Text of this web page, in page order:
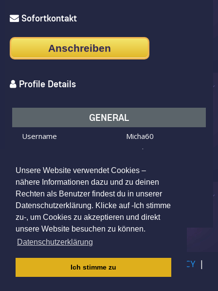
Unsere Website verwendet Cookies –
nähere Informationen dazu und zu deinen
Rechten als Benutzer findest du in unserer
Datenschutzerklärung. Klicke auf -Ich stimme
zu-, um Cookies zu akzeptieren und direkt
unsere Website besuchen zu können.
Datenschutzerklärung
Ich stimme zu
Sofortkontakt
Anschreiben
Profile Details
GENERAL
Username
Micha60
Male
Looking for
Female
Age
66 y.o.
Location
Kruså, Denmark
TERMS OF USE PRIVACY POLICY |
CHILDREN PRIVACY